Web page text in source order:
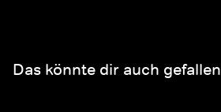
Das könnte dir auch gefallen